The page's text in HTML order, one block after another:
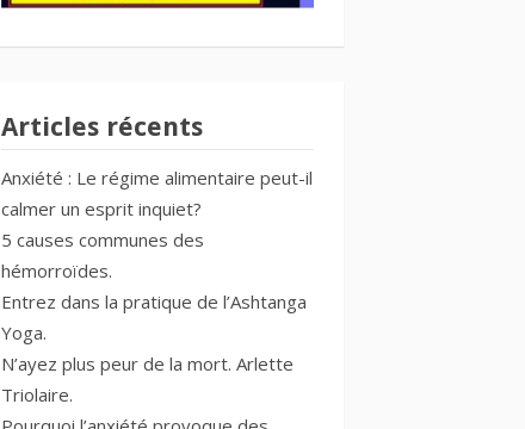
Articles récents
Anxiété : Le régime alimentaire peut-il
calmer un esprit inquiet?
5 causes communes des
hémorroïdes.
Entrez dans la pratique de l’Ashtanga
Yoga.
N’ayez plus peur de la mort. Arlette
Triolaire.